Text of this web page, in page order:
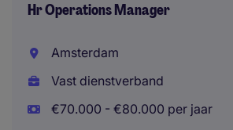
Hr Operations Manager
Amsterdam
Vast dienstverband
€70.000 - €80.000 per jaar